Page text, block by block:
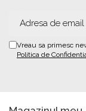
Vreau sa primesc
Politica de